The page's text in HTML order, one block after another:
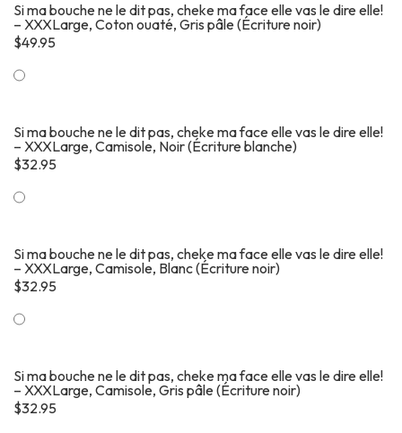
Si ma bouche ne le dit pas, cheke ma face elle vas le dire elle!
– XXXLarge, Coton ouaté, Gris pâle (Écriture noir)
$49.95
Si ma bouche ne le dit pas, cheke ma face elle vas le dire elle!
– XXXLarge, Camisole, Noir (Écriture blanche)
$32.95
Si ma bouche ne le dit pas, cheke ma face elle vas le dire elle!
– XXXLarge, Camisole, Blanc (Écriture noir)
$32.95
Si ma bouche ne le dit pas, cheke ma face elle vas le dire elle!
– XXXLarge, Camisole, Gris pâle (Écriture noir)
$32.95